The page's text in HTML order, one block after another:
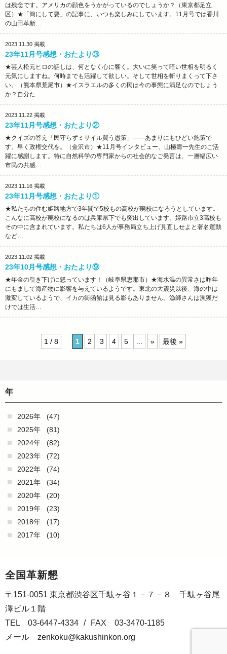
は残念です。アメリカの顔色をうかがっているのでしょうか？（東京都足立
区）★「簡にして要」の記事に、いつも楽しみにしています。11月号では香川
の山田革新…
2023.11.30 掲載
23年11月号感想・おたより③
★芸人松元ヒロの話しは、何となく心に響く。大いに笑って暗い世相を明るく
元気にしますね。何時までも活躍して欲しい。そして世相を斬りまくって下さ
い。（熊本県荒尾市）★イスラエルの多くの民は今の事態に満足なのでしょう
か？自分た…
2023.11.22 掲載
23年11月号感想・おたより②
★クイズの答え「民守らずミサイル買う愚策」――あまりにもひどい施策で
す。早く政権交代を。（金沢市）★11月号インタビュー、山極壽一先生のご活
躍に感謝します。特に自然科学の専門家からの社会的なご発言は、一層幅広い
市民の共感…
2023.11.16 掲載
23年11月号感想・おたより①
★私たちの住む姫路地方で3年間で5校もの高校が廃校になろうとしています。
こんなに高校が廃校になるのは兵庫県下でも突出しています。姫路市立3高校も
その中に含まれています。私たちは6人が事務局立ち上げ見直しせよと署名運動
など…
2023.11.02 掲載
23年10月号感想・おたより⑨
★年金の引き下げに怒っています！（岐阜県恵那市）★海水温の異常さは昨年
にもまして海産物に影響を与えているようです。東北の大震災以後、海の中は
激変しているようで、イカの街函館は見る影もありません。漁師さんは漁獲だ
けでは生活…
1 / 8 1 2 3 4 5 » 最後 »
年
2026年
(47)
2025年
(81)
2024年
(82)
2023年
(72)
2022年
(74)
2021年
(34)
2020年
(20)
2019年
(23)
2018年
(17)
2017年
(10)
全国革新懇
〒151-0051 東京都渋谷区千駄ヶ谷１－７－８ 千駄ヶ谷尾
澤ビル１階
TEL 03-6447-4334 /
FAX 03-3470-1185
メール zenkoku@kakushinkon.org